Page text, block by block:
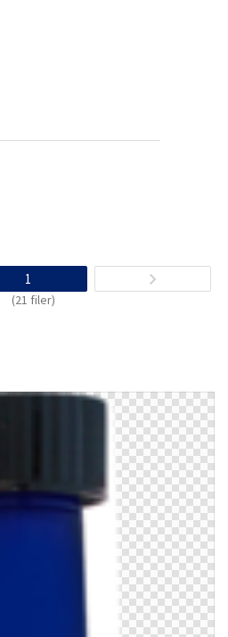
1
(21 filer)